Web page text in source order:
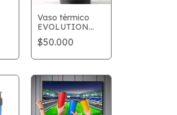
Vaso térmico
EVOLUTION
MOTORBIKE
$50.000